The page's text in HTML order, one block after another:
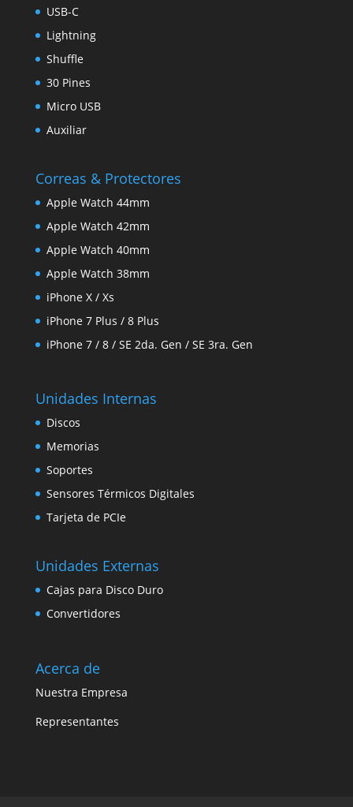
USB-C
Lightning
Shuffle
30 Pines
Micro USB
Auxiliar
Correas & Protectores
Apple Watch 44mm
Apple Watch 42mm
Apple Watch 40mm
Apple Watch 38mm
iPhone X / Xs
iPhone 7 Plus / 8 Plus
iPhone 7 / 8 / SE 2da. Gen / SE 3ra. Gen
Unidades Internas
Discos
Memorias
Soportes
Sensores Térmicos Digitales
Tarjeta de PCIe
Unidades Externas
Cajas para Disco Duro
Convertidores
Acerca de
Nuestra Empresa
Representantes